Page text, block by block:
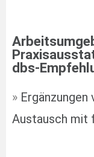
dbs-
»
Austausch mit